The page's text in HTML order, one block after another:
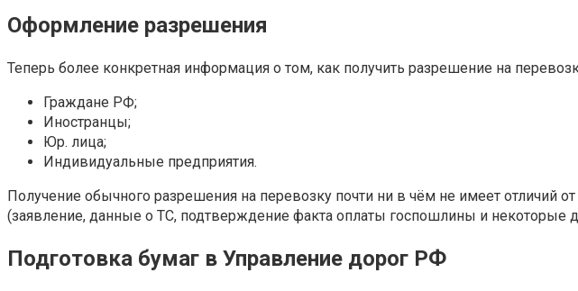
Оформление разрешения
Теперь более конкретная информация о том, как получить разрешение на
Граждане РФ;
Иностранцы;
Юр. лица;
Индивидуальные предприятия.
Получение обычного разрешения на перевозку почти ни в чём не имеет отличий
(заявление, данные о ТС, подтверждение факта оплаты госпошлины и некоторые
Подготовка бумаг в Управление дорог РФ